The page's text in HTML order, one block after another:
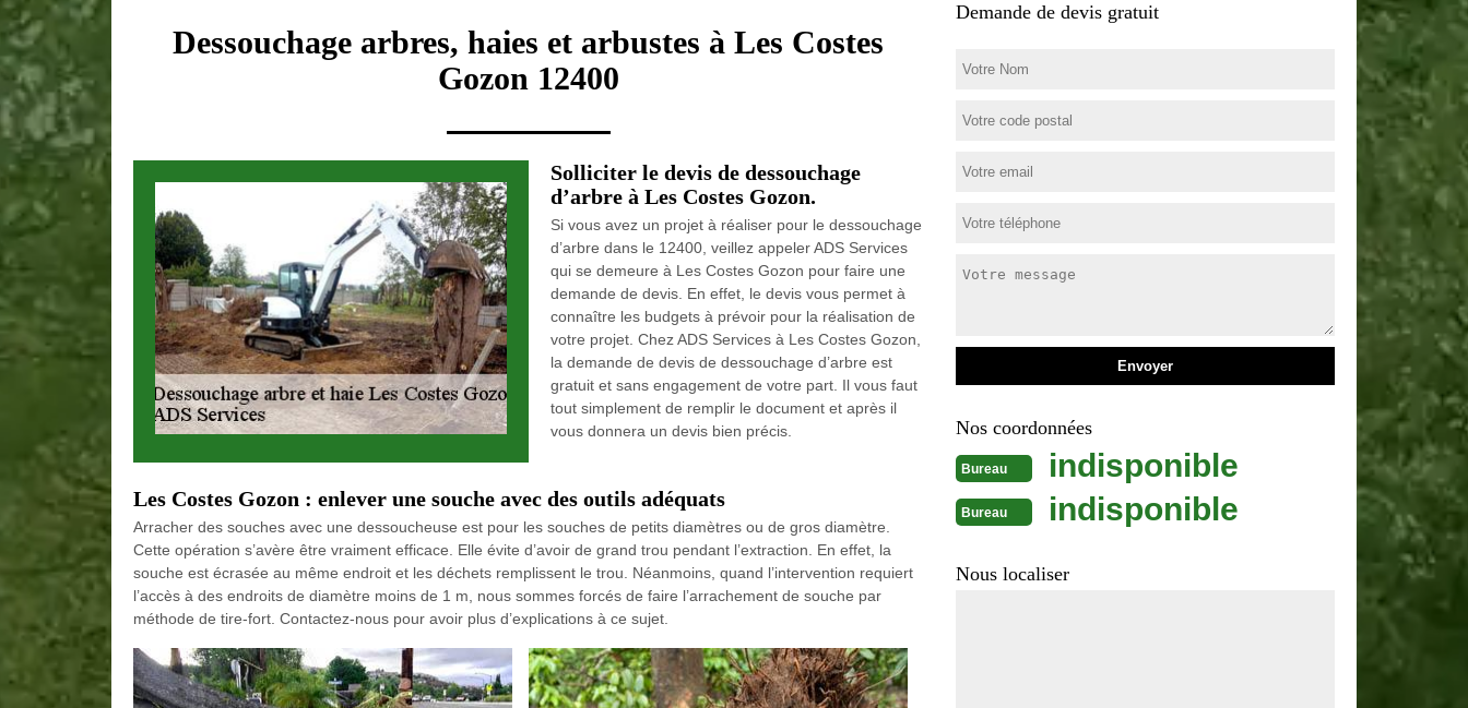
Dessouchage arbres, haies et arbustes à Les Costes
Gozon 12400
Solliciter le devis de dessouchage
d’arbre à Les Costes Gozon.
Si vous avez un projet à réaliser pour le dessouchage
d’arbre dans le 12400, veillez appeler ADS Services
qui se demeure à Les Costes Gozon pour faire une
demande de devis. En effet, le devis vous permet à
connaître les budgets à prévoir pour la réalisation de
votre projet. Chez ADS Services à Les Costes Gozon,
la demande de devis de dessouchage d’arbre est
gratuit et sans engagement de votre part. Il vous faut
tout simplement de remplir le document et après il
vous donnera un devis bien précis.
Les Costes Gozon : enlever une souche avec des outils adéquats
Arracher des souches avec une dessoucheuse est pour les souches de petits diamètres ou de gros diamètre.
Cette opération s’avère être vraiment efficace. Elle évite d’avoir de grand trou pendant l’extraction. En effet, la
souche est écrasée au même endroit et les déchets remplissent le trou. Néanmoins, quand l’intervention requiert
l’accès à des endroits de diamètre moins de 1 m, nous sommes forcés de faire l’arrachement de souche par
méthode de tire-fort. Contactez-nous pour avoir plus d’explications à ce sujet.
Demande de devis gratuit
Nos coordonnées
Bureau indisponible
Bureau indisponible
Nous localiser